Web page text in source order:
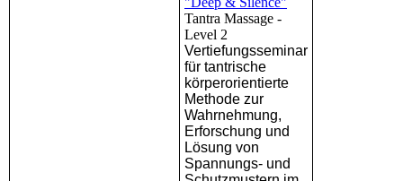
Tantra Massage -
Level 2
Vertiefungsseminar
für tantrische
körperorientierte
Methode zur
Wahrnehmung,
Erforschung und
Lösung von
Spannungs- und